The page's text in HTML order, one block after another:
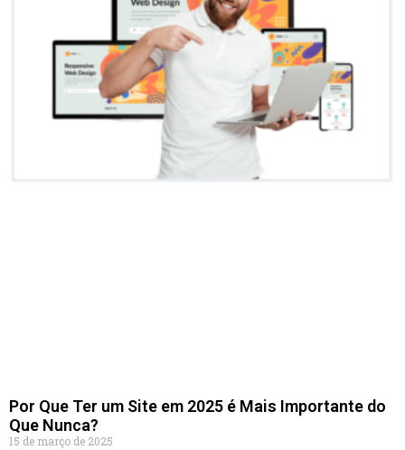
Por Que Ter um Site em 2025 é Mais Importante do
Que Nunca?
15 de março de 2025